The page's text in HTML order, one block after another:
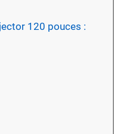
120 pouces :